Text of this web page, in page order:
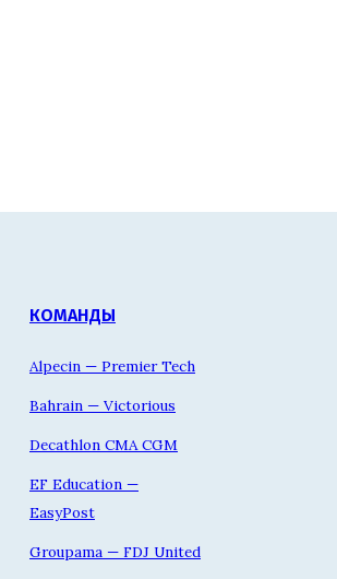
КОМАНДЫ
Alpecin — Premier Tech
Bahrain — Victorious
Decathlon CMA CGM
EF Education —
EasyPost
Groupama — FDJ United